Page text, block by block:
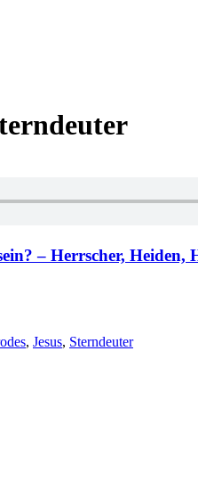
– Herrscher, Heiden,
, Jesus, Sterndeuter